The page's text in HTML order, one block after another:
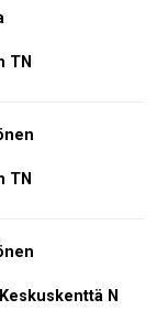
TN
TN
N